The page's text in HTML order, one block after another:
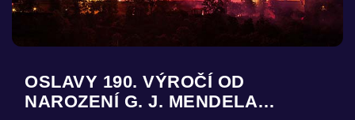
OSLAVY 190. VÝROČÍ OD
NAROZENÍ G. J. MENDELA…